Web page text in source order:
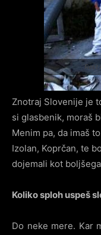
Znotraj Slovenije je
si glasbenik, moraš
Menim pa, da imaš
Izolan, Koprčan, te
dojemali kot
Koliko sploh uspeš
Do neke mere. Kar